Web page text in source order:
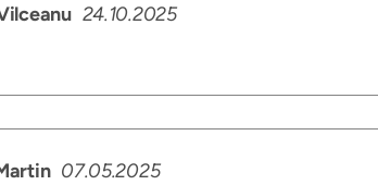
24.10.2025
07.05.2025